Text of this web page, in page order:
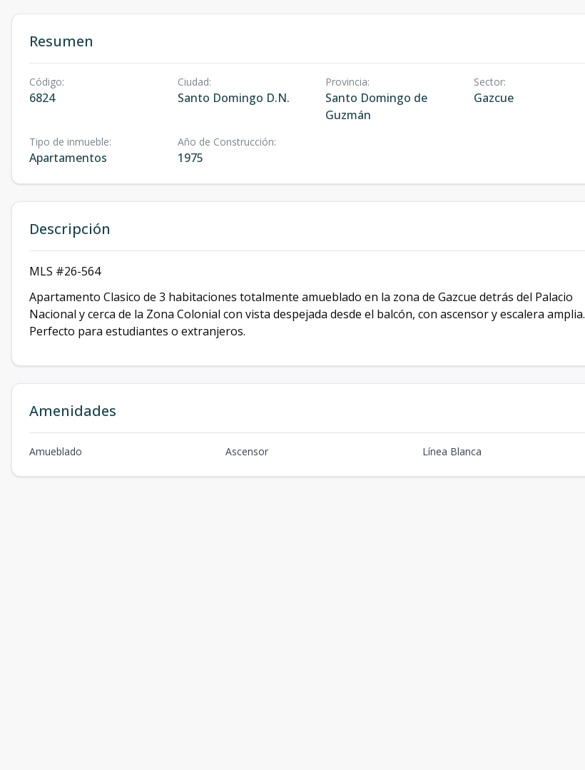
Resumen
Código:
6824
Ciudad:
Santo Domingo D.N.
Provincia:
Santo Domingo de
Guzmán
Sector:
Gazcue
Tipo de inmueble:
Apartamentos
Año de Construcción:
1975
Descripción
MLS #26-564
Apartamento Clasico de 3 habitaciones totalmente amueblado en la zona de Gazcue detrás del Palacio
Nacional y cerca de la Zona Colonial con vista despejada desde el balcón, con ascensor y escalera amplia.
Perfecto para estudiantes o extranjeros.
Amenidades
Amueblado Ascensor Línea Blanca